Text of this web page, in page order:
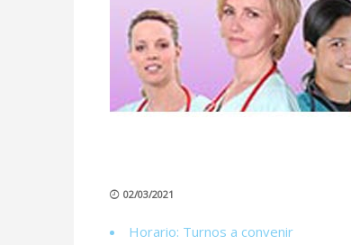
02/03/2021
Horario: Turnos a convenir